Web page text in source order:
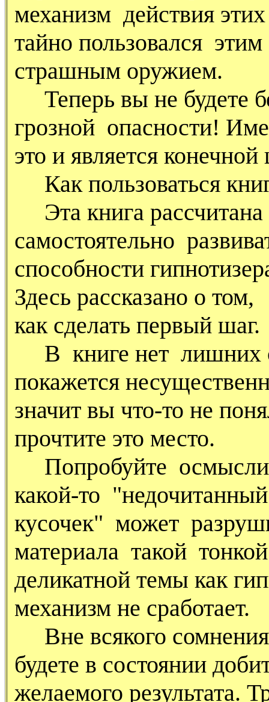
механизм действия
тайно пользовался этим
страшным оружием.
Теперь вы не будете
грозной опасности!
это и является
Как пользоваться
Эта книга рассчитана
самостоятельно
способности
Здесь рассказано о том,
как сделать первый шаг.
В книге нет лишних
покажется
значит вы что-то не
прочтите это место.
Попробуйте
какой-то "недочитанный
кусочек" может
материала такой
деликатной темы как
механизм не сработает.
Вне всякого
будете в состоянии
желаемого результата.